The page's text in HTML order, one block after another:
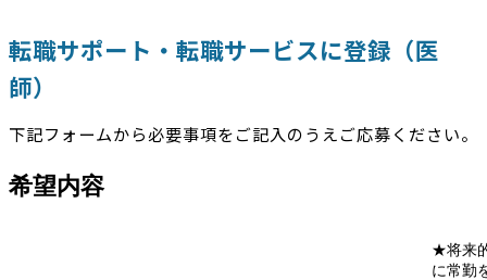
転職サポート・転職サービスに登録（医
師）
下記フォームから必要事項をご記入のうえご応募ください。
希望内容
★将来
に常勤